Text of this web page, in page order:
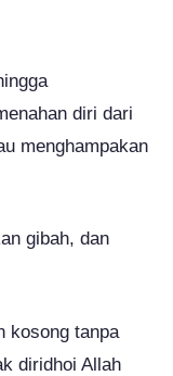
diri dari
menghampakan
gibah, dan
kosong tanpa
diridhoi Allah